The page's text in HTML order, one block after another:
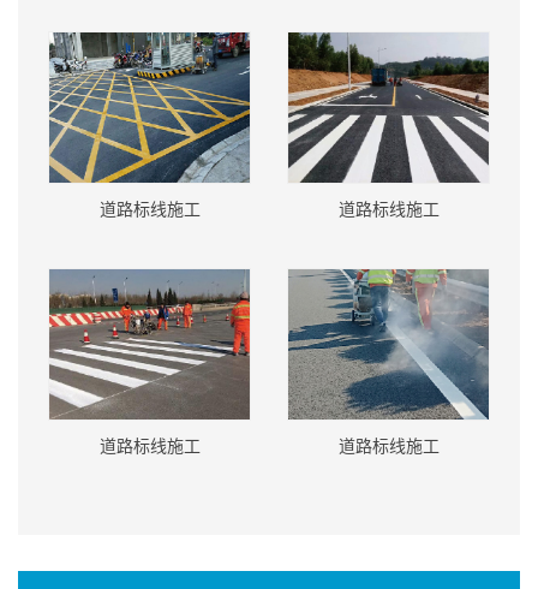
道路标线施工 道路标线施工
道路标线施工 道路标线施工